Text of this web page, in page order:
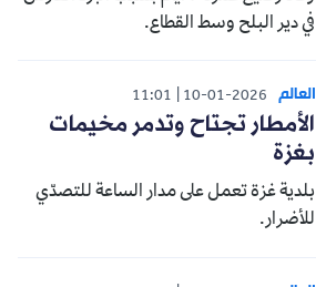
في دير البلح وسط القطاع.
العالم 10-01-2026
11:01
الأمطار تجتاح وتدمر مخيمات
بغزة
بلدية غزة تعمل على مدار الساعة للتصدّي
للأضرار.